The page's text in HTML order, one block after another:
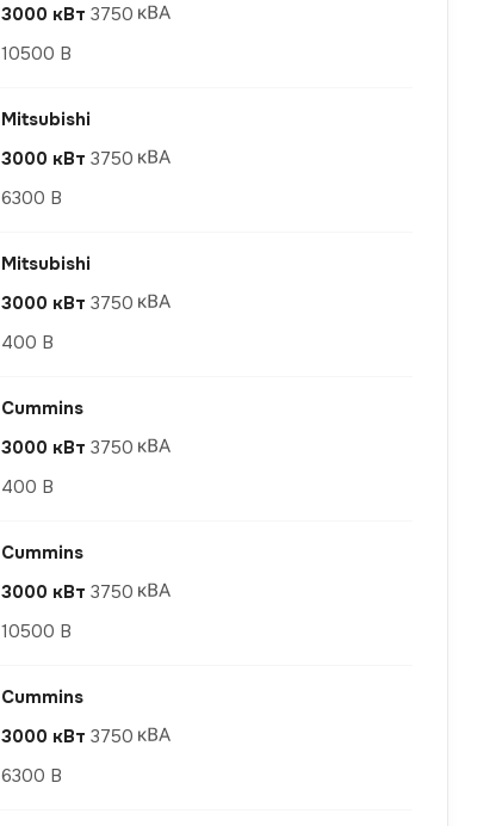
3000 кВт 3750
10500 В
Mitsubishi
3000 кВт 3750
6300 В
Mitsubishi
3000 кВт 3750
400 В
Cummins
3000 кВт 3750
400 В
Cummins
3000 кВт 3750
10500 В
Cummins
3000 кВт 3750
6300 В